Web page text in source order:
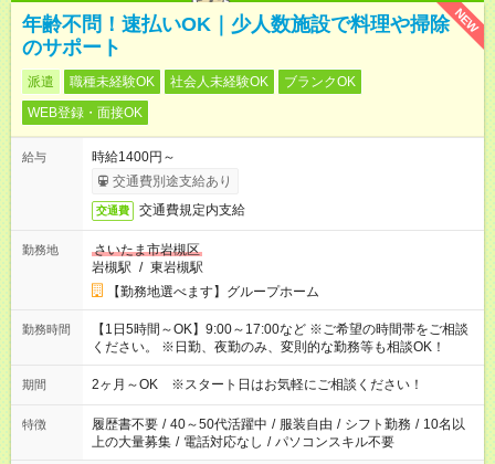
NEW
年齢不問！速払いOK｜少人数施設で料理や掃除
のサポート
派遣 職種未経験OK 社会人未経験OK
ブランクOK
WEB登録・面接OK
給与
時給1400円～
交通費別途支給あり
交通費 交通費規定内支給
勤務地
さいたま市岩槻区
岩槻駅 / 東岩槻駅
【勤務地選べます】グループホーム
勤務時間
【1日5時間～OK】9:00～17:00など ※ご希望の時間帯をご相談
ください。 ※日勤、夜勤のみ、変則的な勤務等も相談OK！
期間 2ヶ月～OK ※スタート日はお気軽にご相談ください！
特徴 履歴書不要 / 40～50代活躍中 / 服装自由 / シフト勤務 / 10名以
上の大量募集 / 電話対応なし / パソコンスキル不要